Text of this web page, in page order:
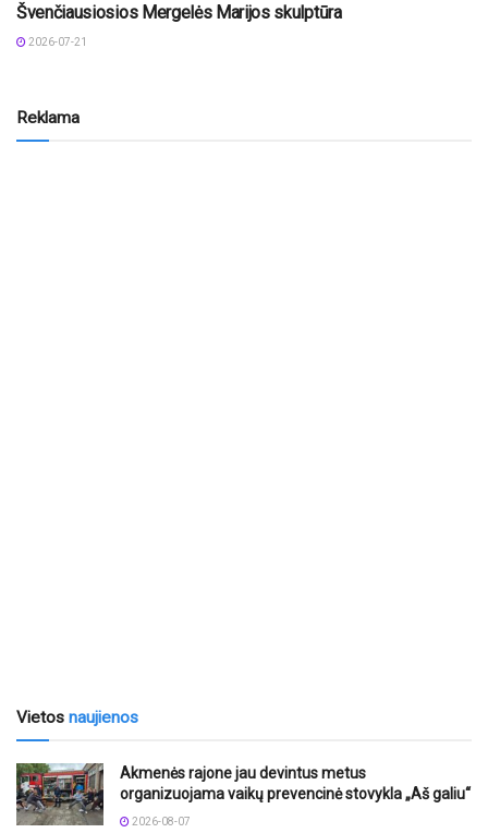
Švenčiausiosios Mergelės Marijos skulptūra
2026-07-21
Reklama
Vietos naujienos
Akmenės rajone jau devintus metus
organizuojama vaikų prevencinė stovykla „Aš galiu“
2026-08-07